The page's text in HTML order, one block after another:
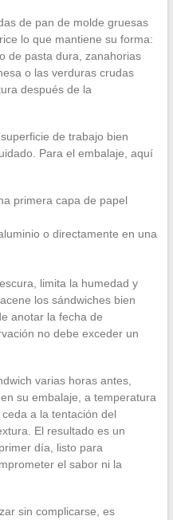
de pan de molde gruesas
lo que mantiene su forma:
de pasta dura, zanahorias
o las verduras crudas
después de la
de trabajo bien
Para el embalaje, aquí
primera capa de papel
o directamente en una
limita la humedad y
los sándwiches bien
anotar la fecha de
no debe exceder un
varias horas antes,
su embalaje, a temperatura
a la tentación del
El resultado es un
día, listo para
el sabor ni la
sin complicarse, es